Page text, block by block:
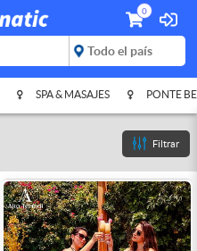
0
SPA & MASAJES PONTE
Filtrar